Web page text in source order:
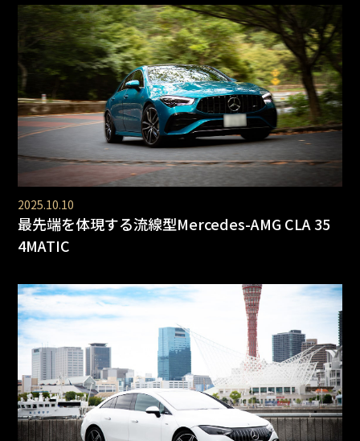
2025.10.10
最先端を体現する流線型Mercedes-AMG CLA 35
4MATIC